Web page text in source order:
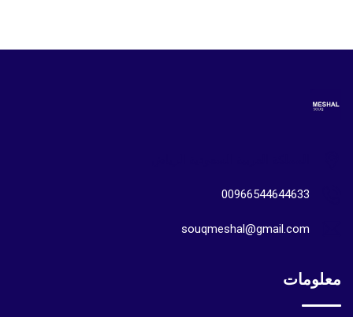
00966544644633
souqmeshal@gmail.com
معلومات